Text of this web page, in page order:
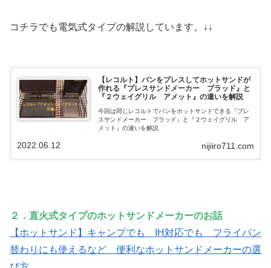
コチラでも電気式タイプの解説しています。↓↓
【レコルト】パンをプレスしてホットサンドが
作れる『プレスサンドメーカー プラッド』と
『２ウェイグリル アメット』の違いを解説
今回は同じレコルトでパンをホットサンドできる『プレ
スサンドメーカー プラッド』と『２ウェイグリル ア
メット』の違いを解説
nijiiro711.com
2022.06.12
２．直火式タイプのホットサンドメーカーのお話
【ホットサンド】キャンプでも IH対応でも フライパン
替わりにも使えるなど 便利なホットサンドメーカーの選